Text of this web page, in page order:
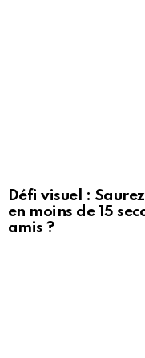
Défi visuel :
en moins de 15
amis ?